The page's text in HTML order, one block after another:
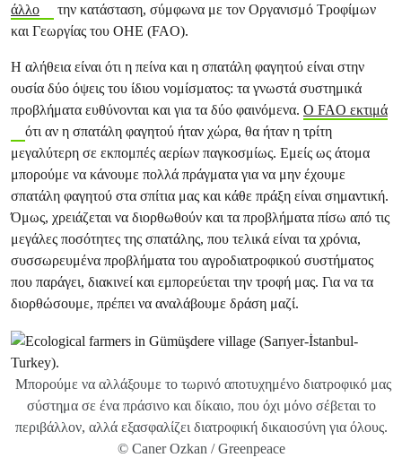
άλλο
την κατάσταση, σύμφωνα με τον Οργανισμό Τροφίμων
και Γεωργίας του ΟΗΕ (FAO).
Η αλήθεια είναι ότι η πείνα και η σπατάλη φαγητού είναι στην
ουσία δύο όψεις του ίδιου νομίσματος: τα γνωστά συστημικά
προβλήματα ευθύνονται και για τα δύο φαινόμενα. Ο FAO εκτιμά
ότι αν η σπατάλη φαγητού ήταν χώρα, θα ήταν η τρίτη
μεγαλύτερη σε εκπομπές αερίων παγκοσμίως. Εμείς ως άτομα
μπορούμε να κάνουμε πολλά πράγματα για να μην έχουμε
σπατάλη φαγητού στα σπίτια μας και κάθε πράξη είναι σημαντική.
Όμως, χρειάζεται να διορθωθούν και τα προβλήματα πίσω από τις
μεγάλες ποσότητες της σπατάλης, που τελικά είναι τα χρόνια,
συσσωρευμένα προβλήματα του αγροδιατροφικού συστήματος
που παράγει, διακινεί και εμπορεύεται την τροφή μας. Για να τα
διορθώσουμε, πρέπει να αναλάβουμε δράση μαζί.
Μπορούμε να αλλάξουμε το τωρινό αποτυχημένο διατροφικό μας
σύστημα σε ένα πράσινο και δίκαιο, που όχι μόνο σέβεται το
περιβάλλον, αλλά εξασφαλίζει διατροφική δικαιοσύνη για όλους.
© Caner Ozkan / Greenpeace